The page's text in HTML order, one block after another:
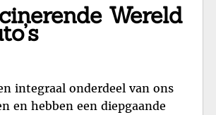
Wereld
integraal onderdeel van ons
en hebben een diepgaande